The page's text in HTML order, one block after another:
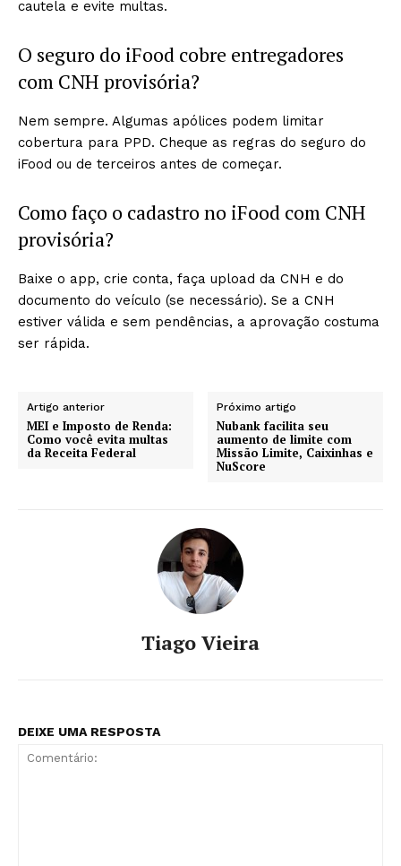
cautela e evite multas.
O seguro do iFood cobre entregadores
com CNH provisória?
Nem sempre. Algumas apólices podem limitar
cobertura para PPD. Cheque as regras do seguro do
iFood ou de terceiros antes de começar.
Como faço o cadastro no iFood com CNH
provisória?
Baixe o app, crie conta, faça upload da CNH e do
documento do veículo (se necessário). Se a CNH
estiver válida e sem pendências, a aprovação costuma
ser rápida.
Artigo anterior
MEI e Imposto de Renda:
Como você evita multas
da Receita Federal
Próximo artigo
Nubank facilita seu
aumento de limite com
Missão Limite, Caixinhas e
NuScore
Tiago Vieira
DEIXE UMA RESPOSTA